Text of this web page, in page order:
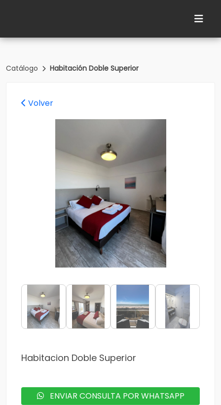
Catálogo Habitación Doble Superior
Volver
Habitacion Doble Superior
ENVIAR CONSULTA POR WHATSAPP